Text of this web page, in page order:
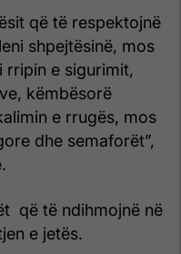
që të respektojnë
shpejtësinë, mos
rripin e sigurimit,
këmbësorë
e rrugës, mos
dhe semaforët”,
që të ndihmojnë në
e jetës.